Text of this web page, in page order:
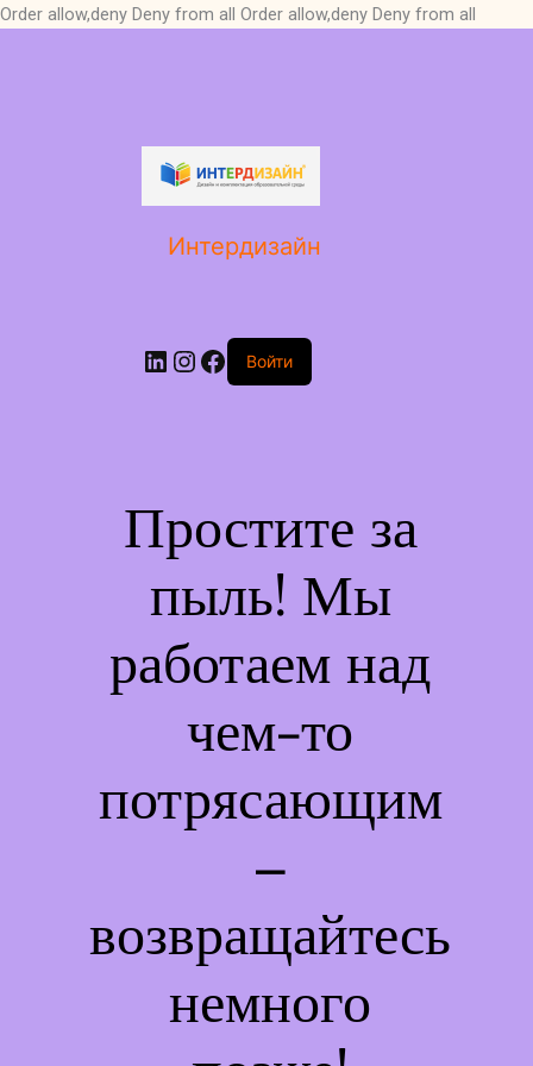
Order allow,deny Deny from all Order allow,deny Deny from all
Интердизайн
LinkedIn
Instagram
Facebook
Войти
Простите за
пыль! Мы
работаем над
чем-то
потрясающим
–
возвращайтесь
немного